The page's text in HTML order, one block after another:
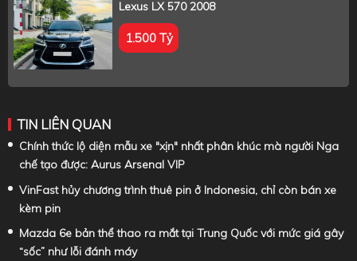
Lexus LX 570 2008
1.500 Tỷ
TIN LIÊN QUAN
Chính thức lộ diện mẫu xe "xịn" nhất phân khúc mà người Nga
chế tạo được: Aurus Arsenal VIP
VinFast hủy chương trình thuê pin ở Indonesia, chỉ còn bán xe
kèm pin
Mazda 6e bản thể thao ra mắt tại Trung Quốc với mức giá gây
“sốc” như lỗi đánh máy